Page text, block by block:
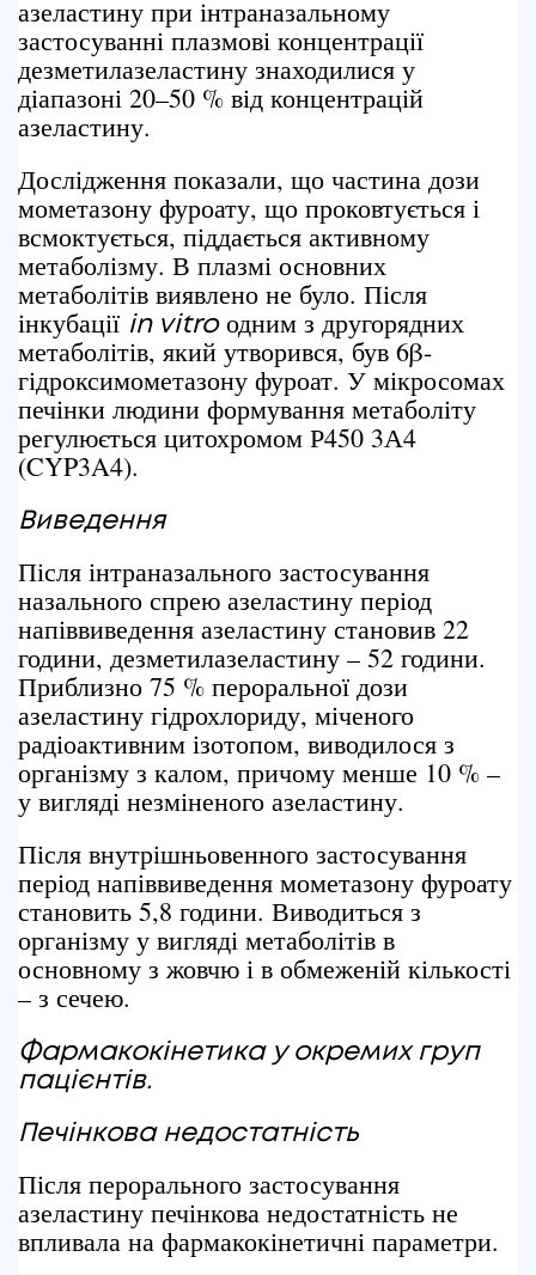
азеластину при інтраназальному
застосуванні плазмові концентрації
дезметилазеластину знаходилися у
діапазоні 20–50 % від концентрацій
азеластину.
Дослідження показали, що частина дози
мометазону фуроату, що проковтується і
всмоктується, піддається активному
метаболізму. В плазмі основних
метаболітів виявлено не було. Після
інкубації in vitroодним з другорядних
метаболітів, який утворився, був 6β-
гідроксимометазону фуроат. У мікросомах
печінки людини формування метаболіту
регулюється цитохромом Р450 3А4
(CYP3A4).
Виведення
Після інтраназального застосування
назального спрею азеластину період
напіввиведення азеластину становив 22
години, дезметилазеластину – 52 години.
Приблизно 75 % пероральної дози
азеластину гідрохлориду, міченого
радіоактивним ізотопом, виводилося з
організму з калом, причому менше 10 % –
у вигляді незміненого азеластину.
Після внутрішньовенного застосування
період напіввиведення мометазону фуроату
становить 5,8 години. Виводиться з
організму у вигляді метаболітів в
основному з жовчю і в обмеженій кількості
– з сечею.
Фармакокінетика у окремих груп
пацієнтів.
Печінкова недостатність
Після перорального застосування
азеластину печінкова недостатність не
впливала на фармакокінетичні параметри.